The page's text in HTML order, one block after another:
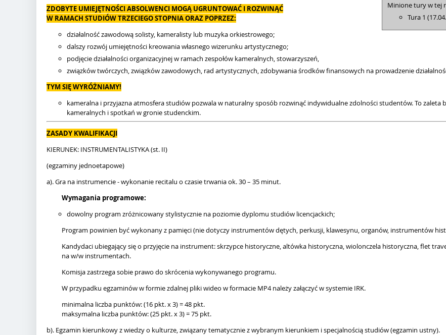
Minione tury w tej
Tura 1
ZDOBYTE UMIEJĘTNOŚCI ABSOLWENCI MOGĄ UGRUNTOWAĆ I ROZWINĄĆ
W RAMACH STUDIÓW TRZECIEGO STOPNIA ORAZ POPRZEZ:
działalność zawodową solisty, kameralisty lub muzyka orkiestrowego;
dalszy rozwój umiejętności kreowania własnego wizerunku artystycznego;
podjęcie działalności organizacyjnej w ramach zespołów kameralnych, stowarzyszeń,
związków twórczych, związków zawodowych, rad artystycznych, zdobywania środków finansowych na prowadzenie
TYM SIĘ WYRÓŻNIAMY!
kameralna i przyjazna atmosfera studiów pozwala w naturalny sposób rozwinąć indywidualne zdolności studentów. To zaleta
kameralnych i spotkań w gronie studenckim.
ZASADY KWALIFIKACJI
KIERUNEK: INSTRUMENTALISTYKA (st. II)
(egzaminy jednoetapowe)
a). Gra na instrumencie - wykonanie recitalu o czasie trwania ok. 30 – 35 minut.
Wymagania programowe:
dowolny program zróżnicowany stylistycznie na poziomie dyplomu studiów licencjackich;
Program powinien być wykonany z pamięci (nie dotyczy instrumentów dętych, perkusji, klawesynu, organów, instrumentów
Kandydaci ubiegający się o przyjęcie na instrument: skrzypce historyczne, altówka historyczna, wiolonczela historyczna, flet
na w/w instrumentach.
Komisja zastrzega sobie prawo do skrócenia wykonywanego programu.
W przypadku egzaminów w formie zdalnej pliki wideo w formacie MP4 należy załączyć w systemie IRK.
minimalna liczba punktów: (16 pkt. x 3) = 48 pkt.
maksymalna liczba punktów: (25 pkt. x 3) = 75 pkt.
b). Egzamin kierunkowy z wiedzy o kulturze, związany tematycznie z wybranym kierunkiem i specjalnością studiów (egzamin ustny).